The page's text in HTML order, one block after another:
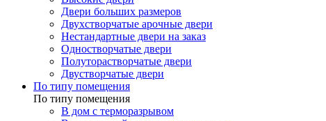
Двери больших размеров
Двухстворчатые арочные двери
Нестандартные двери на заказ
Одностворчатые двери
Полуторастворчатые двери
Двустворчатые двери
По типу помещения
По типу помещения
В дом с терморазрывом